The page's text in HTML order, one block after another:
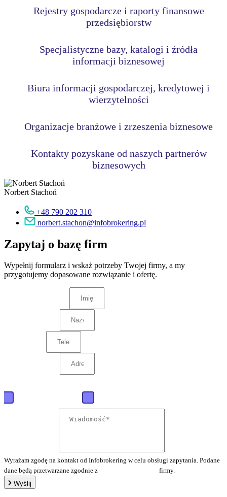
Rejestry gospodarcze i raporty finansowe
przedsiębiorstw
Specjalistyczne bazy, katalogi i źródła
informacji biznesowej
Biura informacji gospodarczej, kredytowej i
wierzytelności
Organizacje branżowe i zrzeszenia biznesowe
Kontakty pozyskane od naszych partnerów
biznesowych
Norbert Stachoń
+48 790 202 310
norbert.stachon@infobrokering.pl
Zapytaj o bazę firm
Wypełnij formularz i wskaż potrzeby Twojej firmy, a my
przygotujemy dopasowane rozwiązanie i ofertę.
Wyrażam zgodę na kontakt od Infobrokering w celu obsługi zapytania. Podane
dane będą przetwarzane zgodnie z
firmy.
Wyślij